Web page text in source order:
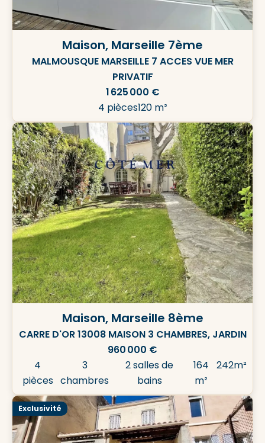
Maison, Marseille 7ème
MALMOUSQUE MARSEILLE 7 ACCES VUE MER
PRIVATIF
1 625 000 €
4 pièces120 m²
Maison, Marseille 8ème
CARRE D'OR 13008 MAISON 3 CHAMBRES, JARDIN
960 000 €
4
pièces
3
chambres
2 salles de
bains
164
m²
242m²
Exclusivité